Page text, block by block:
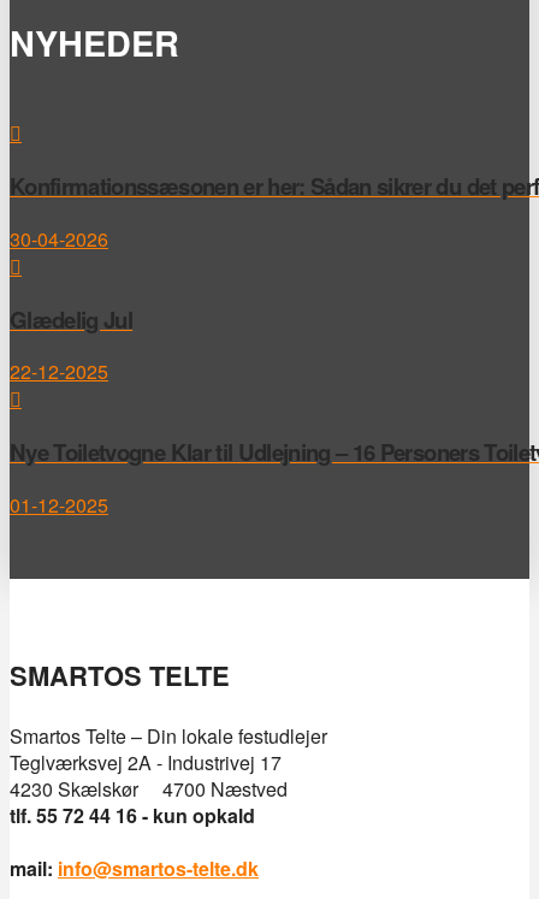
NYHEDER
Konfirmationssæsonen er her: Sådan sikrer du det
30-04-2026
Glædelig Jul
22-12-2025
Nye Toiletvogne Klar til Udlejning – 16 Personers
01-12-2025
SMARTOS TELTE
Smartos Telte – Din lokale festudlejer
Teglværksvej 2A - Industrivej 17
4230 Skælskør 4700 Næstved
tlf. 55 72 44 16 - kun opkald
mail: info@smartos-telte.dk